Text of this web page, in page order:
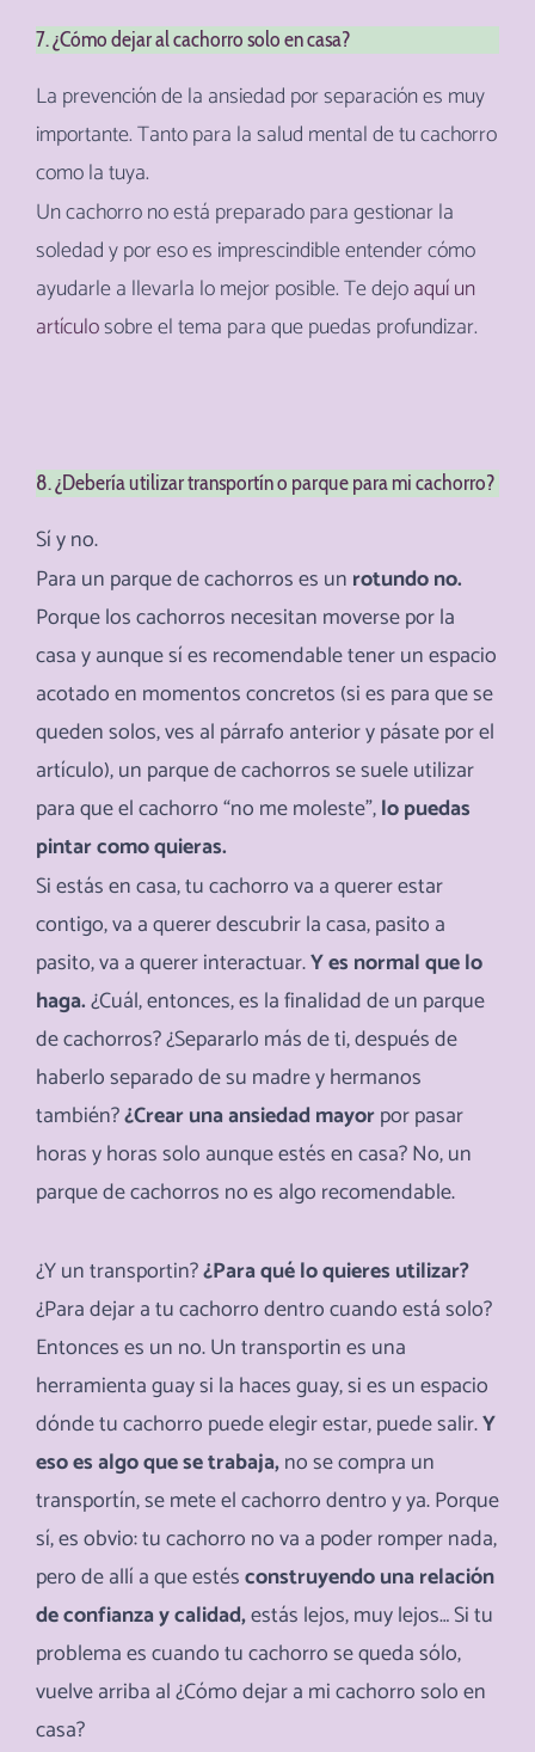
7. ¿Cómo dejar al cachorro solo en casa?
La prevención de la ansiedad por separación es muy
importante. Tanto para la salud mental de tu cachorro
como la tuya.
Un cachorro no está preparado para gestionar la
soledad y por eso es imprescindible entender cómo
ayudarle a llevarla lo mejor posible. Te dejoaquí un
artículosobre el tema para que puedas profundizar.
8. ¿Debería utilizar transportín o parque para mi cachorro?
Sí y no.
Para un parque de cachorros es un rotundo no.
Porque los cachorros necesitan moverse por la
casa y aunque sí es recomendable tener un espacio
acotado en momentos concretos (si es para que se
queden solos, ves al párrafo anterior y pásate por el
artículo), un parque de cachorros se suele utilizar
para que el cachorro “no me moleste”,lo puedas
pintar como quieras.
Si estás en casa, tu cachorro va a querer estar
contigo, va a querer descubrir la casa, pasito a
pasito, va a querer interactuar.Y es normal que lo
haga.¿Cuál, entonces, es la finalidad de un parque
de cachorros? ¿Separarlo más de ti, después de
haberlo separado de su madre y hermanos
también?¿Crear una ansiedad mayorpor pasar
horas y horas solo aunque estés en casa? No, un
parque de cachorros no es algo recomendable.
¿Y un transportin?¿Para qué lo quieres utilizar?
¿Para dejar a tu cachorro dentro cuando está solo?
Entonces es un no. Un transportin es una
herramienta guay si la haces guay, si es un espacio
dónde tu cachorro puede elegir estar, puede salir.Y
eso es algo que se trabaja,no se compra un
transportín, se mete el cachorro dentro y ya. Porque
sí, es obvio: tu cachorro no va a poder romper nada,
pero de allí a que estésconstruyendo una relación
de confianza y calidad,estás lejos, muy lejos… Si tu
problema es cuando tu cachorro se queda sólo,
vuelve arriba al ¿Cómo dejar a mi cachorro solo en
casa?